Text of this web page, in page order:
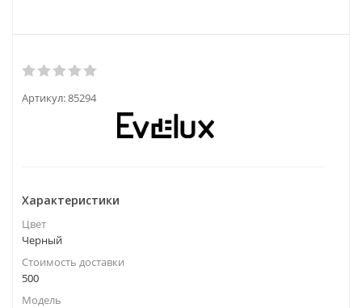
Артикул:85294
Характеристики
Цвет
Черный
Стоимость доставки
500
Модель